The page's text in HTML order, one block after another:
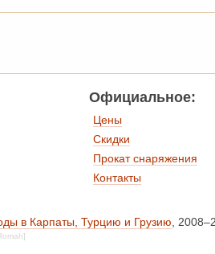
Официальное:
Цены
Скидки
Прокат снаряжения
Контакты
в Карпаты, Турцию и Грузию,